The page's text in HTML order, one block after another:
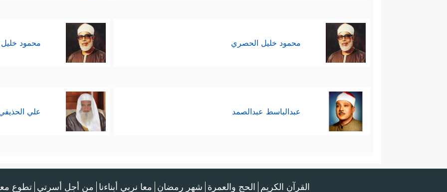
محمود خليل الحصري محمود
عبدالباسط عبدالصمد علي
القرآن الكريم الحج والعمرة شهر رمضان معا نربي أبناءنا من أجل أسرتي تطوع